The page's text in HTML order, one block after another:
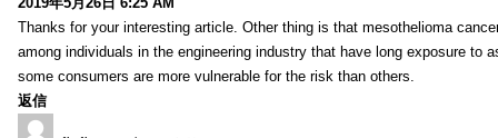
Thanks for your interesting article. Other thing is that mesothelioma
among individuals in the engineering industry that have long exposure
some consumers are more vulnerable for the risk than others.
返信